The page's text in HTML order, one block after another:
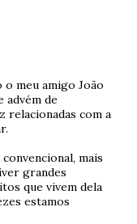
meu amigo João
advém de
relacionadas com a
mais
grandes
que vivem dela
estamos